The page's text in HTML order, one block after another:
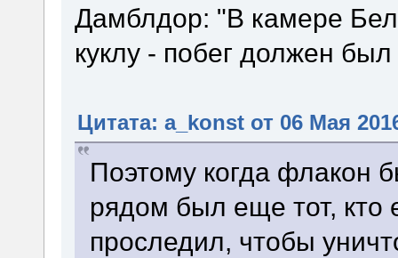
Дамблдор: "В камере
куклу - побег должен
Цитата: a_konst от 06 Мая
Поэтому когда флакон
рядом был еще тот, кто
проследил, чтобы